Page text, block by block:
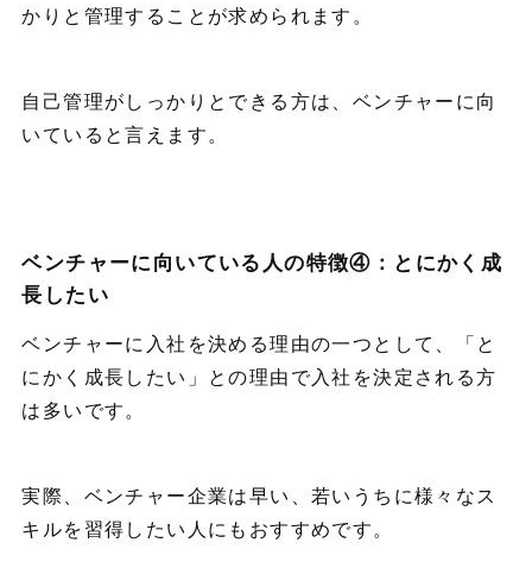
かりと管理することが求められます。
自己管理がしっかりとできる方は、ベンチャーに向
いていると言えます。
ベンチャーに向いている人の特徴④：とにかく成
長したい
ベンチャーに入社を決める理由の一つとして、「と
にかく成長したい」との理由で入社を決定される方
は多いです。
実際、ベンチャー企業は早い、若いうちに様々なス
キルを習得したい人にもおすすめです。